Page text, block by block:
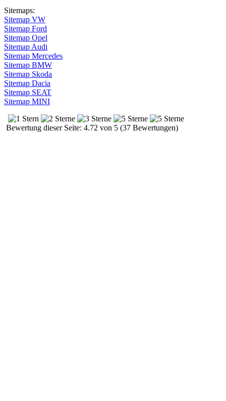
Sitemaps:
Sitemap VW
Sitemap Ford
Sitemap Opel
Sitemap Audi
Sitemap Mercedes
Sitemap BMW
Sitemap Skoda
Sitemap Dacia
Sitemap SEAT
Sitemap MINI
Bewertung dieser Seite: 4.72 von 5 (37 Bewertungen)